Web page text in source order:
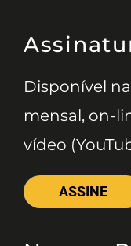
Disponível
mensal, on-
vídeo
ASSINE